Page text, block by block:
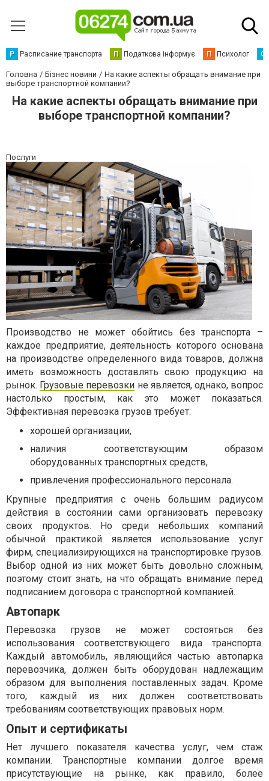
Р Расписание транспорта П Податкова інформує П Психолог С
Головна Бізнес новини
На какие аспекты обращать внимание при
выборе транспортной компании?
На какие аспекты обращать внимание при
выборе транспортной компании?
Послуги
Производство не может обойтись без транспорта –
каждое предприятие, деятельность которого основана
на производстве определенного вида товаров, должна
иметь возможность доставлять свою продукцию на
рынок. Грузовые перевозки не является, однако, вопрос
настолько простым, как это может показаться.
Эффективная перевозка грузов требует:
хорошей организации,
наличия соответствующим образом
оборудованных транспортных средств,
привлечения профессионального персонала.
Крупные предприятия с очень большим радиусом
действия в состоянии сами организовать перевозку
своих продуктов. Но среди небольших компаний
обычной практикой является использование услуг
фирм, специализирующихся на транспортировке грузов.
Выбор одной из них может быть довольно сложным,
поэтому стоит знать, на что обращать внимание перед
подписанием договора с транспортной компанией.
Автопарк
Перевозка грузов не может состояться без
использования соответствующего вида транспорта.
Каждый автомобиль, являющийся частью автопарка
перевозчика, должен быть оборудован надлежащим
образом для выполнения поставленных задач. Кроме
того, каждый из них должен соответствовать
требованиям соответствующих правовых норм.
Опыт и сертификаты
Нет лучшего показателя качества услуг, чем стаж
компании. Транспортные компании долгое время
присутствующие на рынке, как правило, более